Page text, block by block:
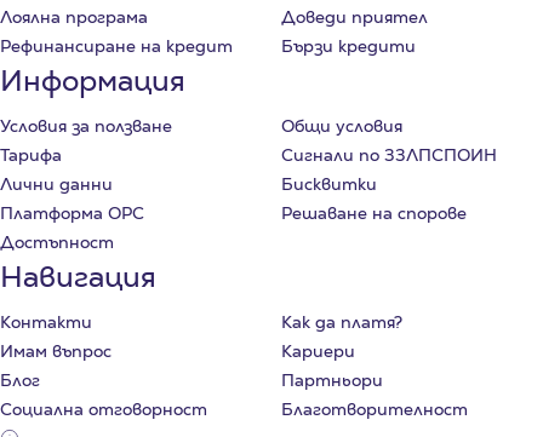
Лоялна програма
Доведи приятел
Рефинансиране на кредит
Бързи кредити
Информация
Условия за ползване
Общи условия
Тарифа
Сигнали по ЗЗЛПСПОИН
Лични данни
Бисквитки
Платформа ОРС
Решаване на спорове
Достъпност
Навигация
Контакти
Как да платя?
Имам въпрос
Кариери
Блог
Партньори
Социална отговорност
Благотворителност